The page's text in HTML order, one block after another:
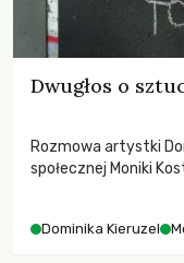
Dwugłos o
Rozmowa artystki
społecznej Moniki
Dominika Kieruzel